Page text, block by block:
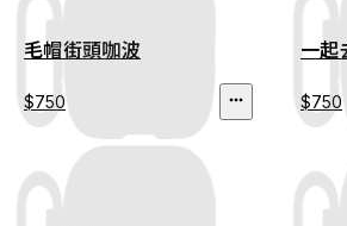
毛帽街頭咖波
$750
一起
$750